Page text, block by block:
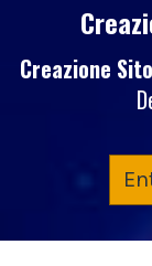
Creazione